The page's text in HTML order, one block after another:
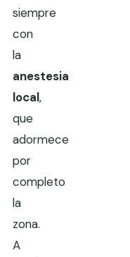
siempre
con
la
anestesia
local,
que
adormece
por
completo
la
zona.
A